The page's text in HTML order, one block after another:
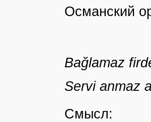
Османский
Bağlamaz
Servi anmaz
Смысл: